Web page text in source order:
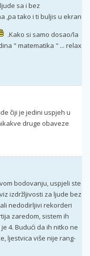
sa i bez
,pa tako i ti buljis u ekran
.Kako si samo dosao/la
" matematika " ... relax
čiji je jedini uspjeh u
druge obaveze
bodovanju, uspjeli ste
izdržljivosti za ljude bez
nedodirljivi rekorderi
zaredom, sistem ih
4. Budući da ih nitko ne
ljestvica više nije rang-